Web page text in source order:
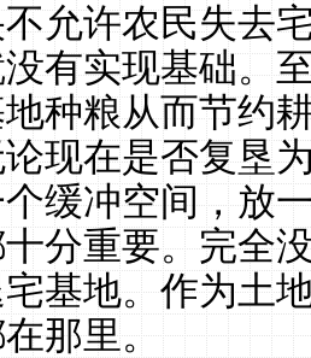
允许农民失去
有实现基础。
种粮从而节约
现在是否复垦
缓冲空间，放
分重要。完全
基地。作为土
那里。